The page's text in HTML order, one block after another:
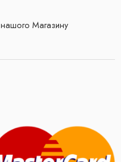
нашого Магазину